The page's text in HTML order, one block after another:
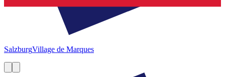
SalzburgVillage de Marques